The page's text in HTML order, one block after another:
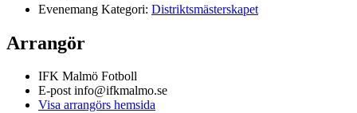
Evenemang Kategori: Distriktsmästerskapet
Arrangör
IFK Malmö Fotboll
E-postinfo@ifkmalmo.se
Visa arrangörs hemsida